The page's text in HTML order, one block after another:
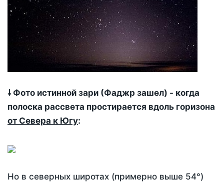
🠗 Фото истинной зари (Фаджр зашел) - когда
полоска рассвета простирается вдоль горизона
от Севера к Югу:
Но в северных широтах (примерно выше 54°)